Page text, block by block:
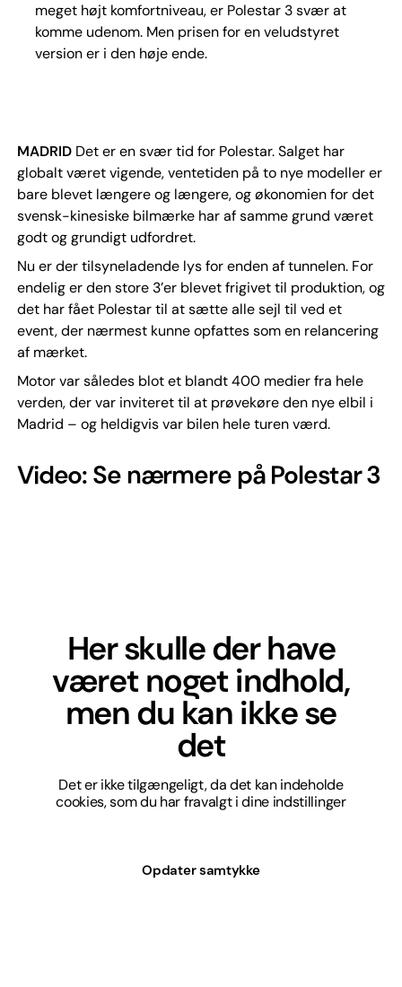
meget højt komfortniveau, er Polestar 3 svær at
komme udenom. Men prisen for en veludstyret
version er i den høje ende.
MADRIDDet er en svær tid for Polestar. Salget har
globalt været vigende, ventetiden på to nye modeller er
bare blevet længere og længere, og økonomien for det
svensk-kinesiske bilmærke har af samme grund været
godt og grundigt udfordret.
Nu er der tilsyneladende lys for enden af tunnelen. For
endelig er den store 3’er blevet frigivet til produktion, og
det har fået Polestar til at sætte alle sejl til ved et
event, der nærmest kunne opfattes som en relancering
af mærket.
Motor var således blot et blandt 400 medier fra hele
verden, der var inviteret til at prøvekøre den nye elbil i
Madrid – og heldigvis var bilen hele turen værd.
Video: Se nærmere på Polestar 3
Her skulle der have
været noget indhold,
men du kan ikke se
det
Det er ikke tilgængeligt, da det kan indeholde
cookies, som du har fravalgt i dine indstillinger
Opdater samtykke